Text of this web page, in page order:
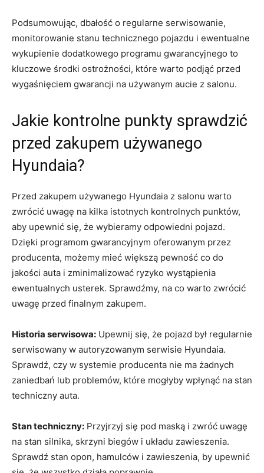
Podsumowując, dbałość ‍o​ regularne serwisowanie,
monitorowanie ⁢stanu technicznego pojazdu‍ i ewentualne​
wykupienie dodatkowego programu ‌gwarancyjnego ⁢to⁣
kluczowe środki ​ostrożności, ⁢które‌ warto podjąć ⁢przed
wygaśnięciem gwarancji na używanym aucie z salonu.
Jakie⁢ kontrolne⁢ punkty sprawdzić
przed zakupem używanego
Hyundaia?
Przed zakupem używanego Hyundaia z salonu warto
zwrócić uwagę na ⁤kilka istotnych kontrolnych punktów,
⁢aby upewnić się, że ⁤wybieramy odpowiedni pojazd.
Dzięki​ programom gwarancyjnym oferowanym przez
producenta, możemy mieć większą ‍pewność co‍ do
jakości auta ​i ​zminimalizować ryzyko ⁤wystąpienia⁤
ewentualnych usterek. Sprawdźmy, na co ‌warto zwrócić
uwagę przed ⁤finalnym‌ zakupem.
Historia serwisowa: Upewnij się, że pojazd był regularnie
serwisowany w autoryzowanym serwisie Hyundaia.
Sprawdź, czy w systemie⁤ producenta nie ⁤ma żadnych
zaniedbań lub problemów, które mogłyby ⁤wpłynąć na stan
techniczny auta.
Stan techniczny: Przyjrzyj się pod maską i⁢ zwróć ‍uwagę
na stan silnika, skrzyni‍ biegów i układu zawieszenia.
Sprawdź stan‌ opon,⁤ hamulców i⁣ zawieszenia,​ by upewnić